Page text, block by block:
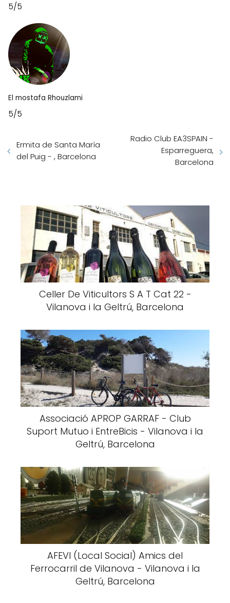
5/5
El mostafa Rhouzlami
5/5
Ermita de Santa María
del Puig - , Barcelona
Radio Club EA3SPAIN -
Esparreguera,
Barcelona
Celler De Viticultors S A T Cat 22 -
Vilanova i la Geltrú, Barcelona
Associació APROP GARRAF - Club
Suport Mutuo i EntreBicis - Vilanova i la
Geltrú, Barcelona
AFEVI (Local Social) Amics del
Ferrocarril de Vilanova - Vilanova i la
Geltrú, Barcelona